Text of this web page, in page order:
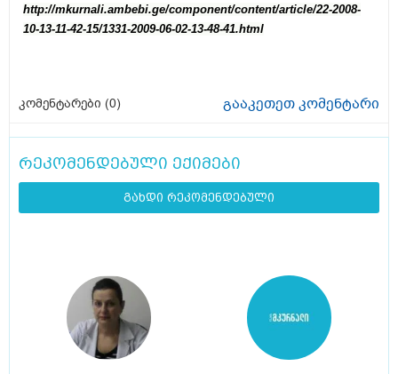
http://mkurnali.ambebi.ge/component/content/article/22-2008-
10-13-11-42-15/1331-2009-06-02-13-48-41.html
კომენტარები (0) გააკეთეთ კომენტარი
რეკომენდებული ექიმები
გახდი რეკომენდებული